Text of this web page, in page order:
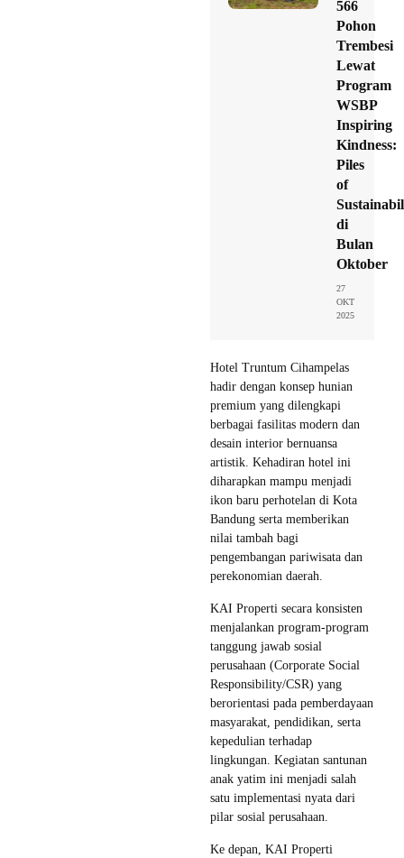
566
Pohon
Trembesi
Lewat
Program
WSBP
Inspiring
Kindness:
Piles
of
di
Bulan
Oktober
27
OKT
2025
Hotel Truntum Cihampelas
hadir dengan konsep hunian
premium yang dilengkapi
berbagai fasilitas modern dan
desain interior bernuansa
artistik. Kehadiran hotel ini
diharapkan mampu menjadi
ikon baru perhotelan di Kota
Bandung serta memberikan
nilai tambah bagi
pengembangan pariwisata dan
perekonomian daerah.
KAI Properti secara konsisten
menjalankan program-program
tanggung jawab sosial
perusahaan (Corporate Social
Responsibility/CSR) yang
berorientasi pada pemberdayaan
masyarakat, pendidikan, serta
kepedulian terhadap
lingkungan. Kegiatan santunan
anak yatim ini menjadi salah
satu implementasi nyata dari
pilar sosial perusahaan.
Ke depan, KAI Properti